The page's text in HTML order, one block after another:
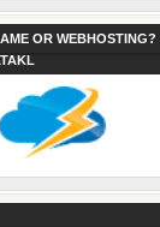
OR WEBHOSTING?